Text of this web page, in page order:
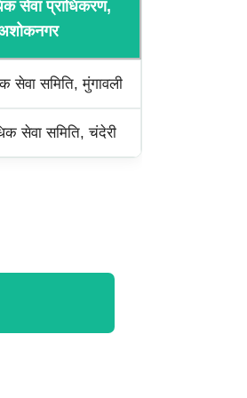
सेवा प्राधिकरण,
सेवा समिति, मुंगावली
सेवा समिति, चंदेरी